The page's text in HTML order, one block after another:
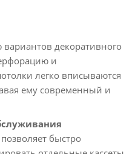
декоративного
и
легко вписываются
ему современный и
быстро